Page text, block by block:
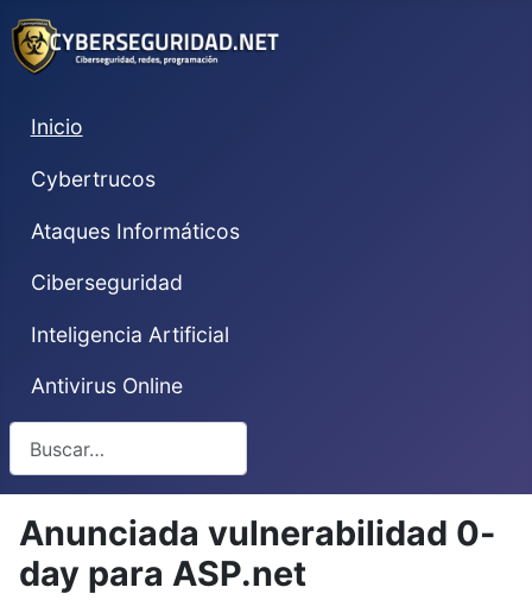
Inicio
Cybertrucos
Ataques Informáticos
Ciberseguridad
Inteligencia Artificial
Antivirus Online
Anunciada vulnerabilidad 0-
day para ASP.net